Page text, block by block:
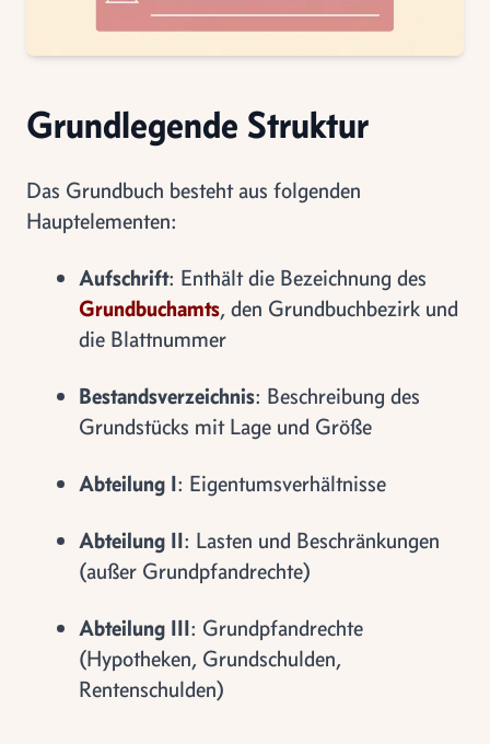
Grundlegende Struktur
Das Grundbuch besteht aus folgenden
Hauptelementen:
Aufschrift: Enthält die Bezeichnung des
Grundbuchamts, den Grundbuchbezirk und
die Blattnummer
Bestandsverzeichnis: Beschreibung des
Grundstücks mit Lage und Größe
Abteilung I: Eigentumsverhältnisse
Abteilung II: Lasten und Beschränkungen
(außer Grundpfandrechte)
Abteilung III: Grundpfandrechte
(Hypotheken, Grundschulden,
Rentenschulden)